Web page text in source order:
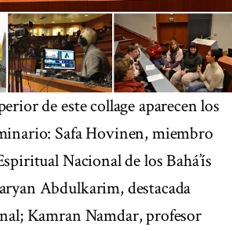
de este collage aparecen los
Safa Hovinen, miembro
Nacional de los Bahá’ís
Abdulkarim, destacada
Kamran Namdar, profesor